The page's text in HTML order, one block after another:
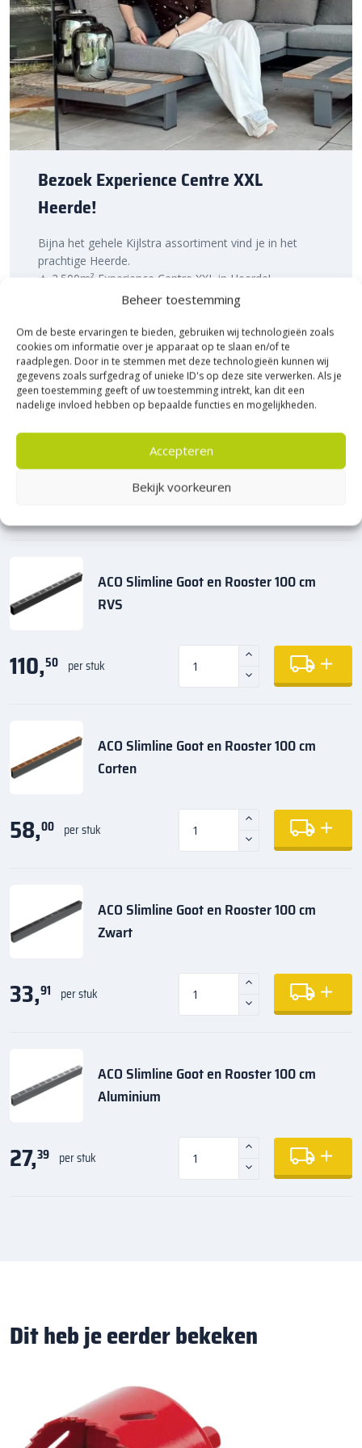
Beheer toestemming
Om de beste ervaringen te bieden, gebruiken wij technologieën zoals
cookies om informatie over je apparaat op te slaan en/of te
raadplegen. Door in te stemmen met deze technologieën kunnen wij
gegevens zoals surfgedrag of unieke ID's op deze site verwerken. Als je
geen toestemming geeft of uw toestemming intrekt, kan dit een
nadelige invloed hebben op bepaalde functies en mogelijkheden.
Accepteren
Bekijk voorkeuren
je ook nog eens snel aan de slag met jouw tuinproject. Bestel
daarom vandaag nog. Ontdek de hoogwaardige kwaliteit en
voordelige prijs van de ACO Slimline Gatenzaag Ø45 mm bij
Sierbestratingsmarkt.com.
Bezoek Experience Centre XXL
Heerde!
Bijna het gehele Kijlstra assortiment vind je in het
prachtige Heerde.
★ 2.500m² Experience Centre XXL in Heerde!
Kom gezellig langs!
Maak jouw bestelling compleet
ACO Slimline Goot en Rooster 100 cm
RVS
110,50 per stuk
ACO Slimline Goot en Rooster 100 cm
Corten
58,00 per stuk
ACO Slimline Goot en Rooster 100 cm
Zwart
33,91 per stuk
ACO Slimline Goot en Rooster 100 cm
Aluminium
27,39 per stuk
Dit heb je eerder bekeken